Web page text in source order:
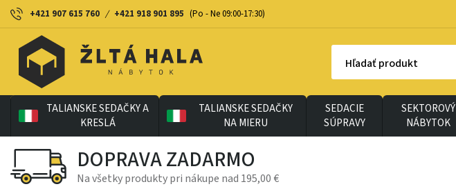
+421 907 615 760 / +421 918 901 895 (Po - Ne 09:00-17:30)
Hľadať produkt
TALIANSKE SEDAČKY A
KRESLÁ
TALIANSKE SEDAČKY
NA MIERU
SEDACIE
SÚPRAVY
SEKTOROVÝ
NÁBYTOK
DOPRAVA ZADARMO
Na všetky produkty pri nákupe nad 195,00 €